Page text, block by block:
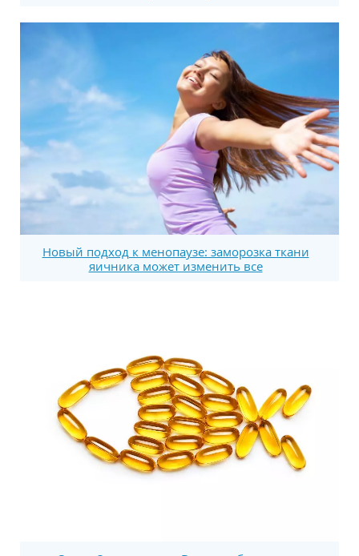
Новый подход к менопаузе: заморозка ткани
яичника может изменить все